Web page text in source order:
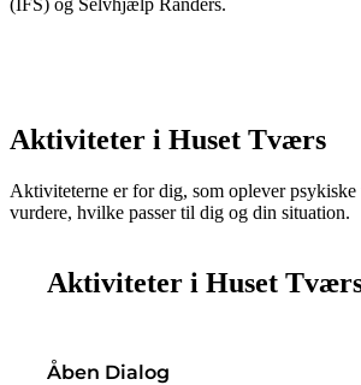
(IFS) og Selvhjælp Randers.
Aktiviteter i Huset Tværs
Aktiviteterne er for dig, som oplever
vurdere, hvilke passer til dig og din situation.
Aktiviteter i Huset
Åben Dialog